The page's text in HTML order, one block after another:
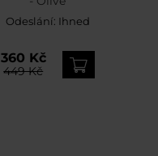
Odeslání: Ihned
360 Kč
449 Kč